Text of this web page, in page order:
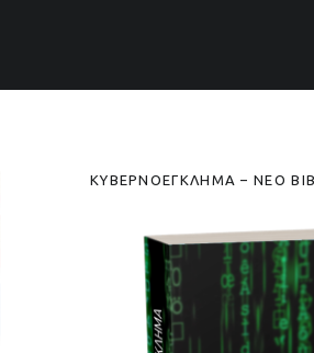
SIDEBAR
ΚΥΒΕΡΝΟΕΓΚΛΗΜΑ – ΝΕΟ